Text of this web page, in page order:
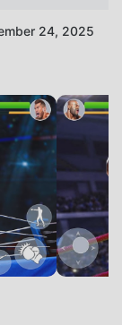
24, 2025